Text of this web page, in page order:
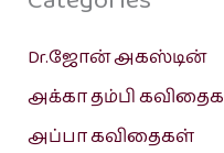
Dr.ஜோன் அகஸ்டின்
அக்கா தம்பி
அப்பா கவிதைகள்